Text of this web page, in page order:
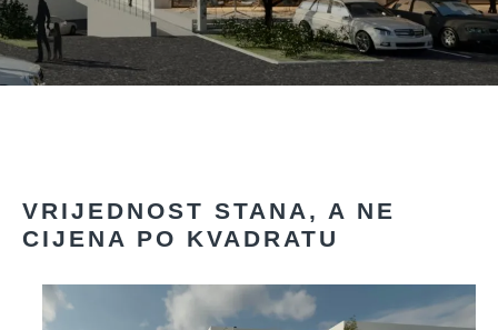
VRIJEDNOST STANA, A NE
CIJENA PO KVADRATU